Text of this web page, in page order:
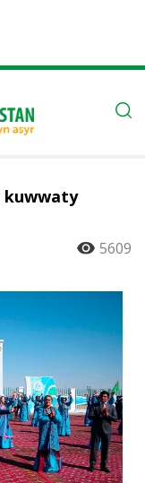
kuwwaty
5609